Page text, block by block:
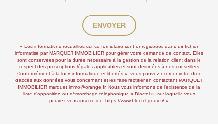
ENVOYER
« Les informations recueillies sur ce formulaire sont enregistrées dans un fichier
informatisé par MARQUET IMMOBILIER pour gérer votre demande de contact. Elles
sont conservées pour la durée nécessaire à la gestion de la relation client dans le
respect des prescriptions légales applicables et sont destinées à nos conseillers
Conformément à la loi « informatique et libertés », vous pouvez exercer votre droit
d'accès aux données vous concernant et les faire rectifier en contactant MARQUET
IMMOBILIER marquet.immo@orange.fr. Nous vous informons de l'existence de la
liste d'opposition au démarchage téléphonique « Bloctel », sur laquelle vous
pouvez vous inscrire ici : https://www.bloctel.gouv.fr/ »